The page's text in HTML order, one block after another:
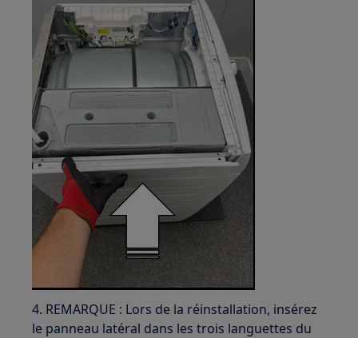
4. REMARQUE : Lors de la réinstallation, insérez
le panneau latéral dans les trois languettes du